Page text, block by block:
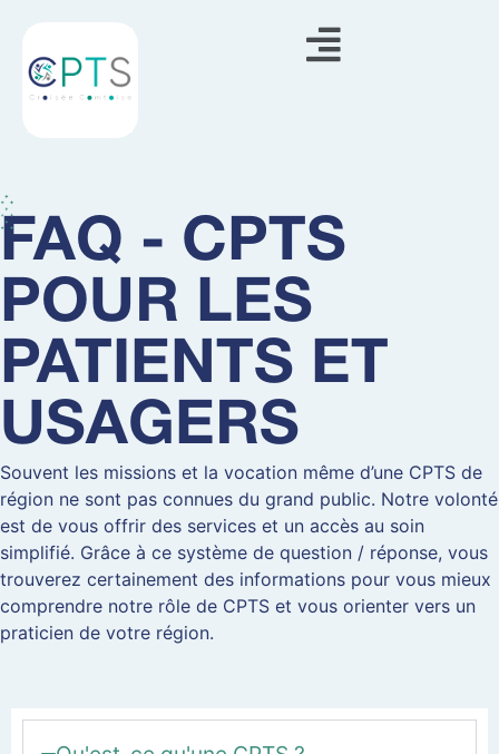
FAQ - CPTS
POUR LES
PATIENTS ET
USAGERS
Souvent les missions et la vocation même d’une CPTS de
région ne sont pas connues du grand public. Notre volonté
est de vous offrir des services et un accès au soin
simplifié. Grâce à ce système de question / réponse, vous
trouverez certainement des informations pour vous mieux
comprendre notre rôle de CPTS et vous orienter vers un
praticien de votre région.